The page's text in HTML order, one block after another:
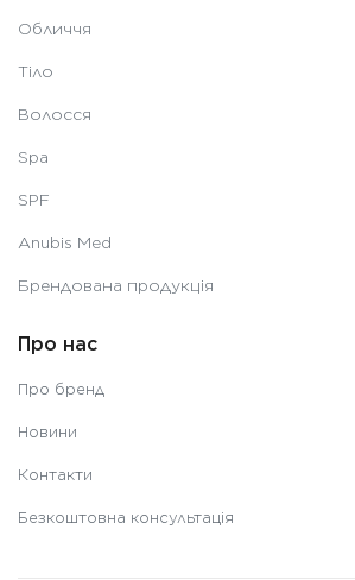
Обличчя
Тіло
Волосся
Spa
SPF
Anubis Med
Брендована продукція
Про нас
Про бренд
Новини
Контакти
Безкоштовна консультація